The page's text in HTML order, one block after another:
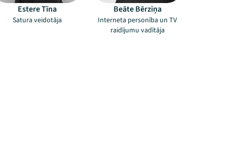
Estere Tīna
Satura veidotāja
Beāte Bērziņa
Interneta personība un TV
raidījumu vadītāja